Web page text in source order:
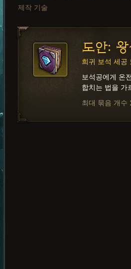
제작 기술
도안:
희귀 보석 세공
보석공에게 온
합치는 법을 가
최대 묶음 개수